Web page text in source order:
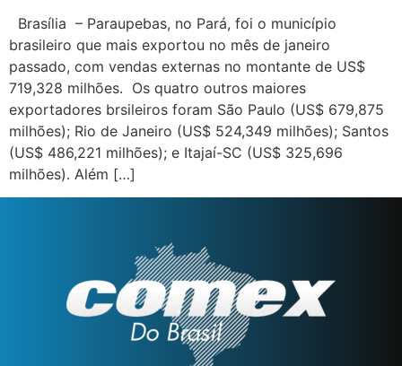
Brasília – Paraupebas, no Pará, foi o município
brasileiro que mais exportou no mês de janeiro
passado, com vendas externas no montante de US$
719,328 milhões. Os quatro outros maiores
exportadores brsileiros foram São Paulo (US$ 679,875
milhões); Rio de Janeiro (US$ 524,349 milhões); Santos
(US$ 486,221 milhões); e Itajaí-SC (US$ 325,696
milhões). Além […]